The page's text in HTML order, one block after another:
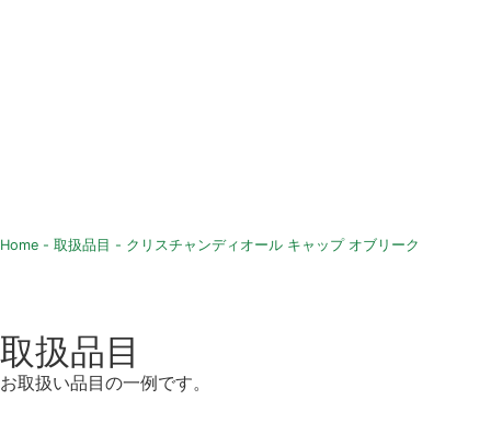
Home - 取扱品目 - クリスチャンディオール キャップ オブリーク
取扱品目
お取扱い品目の一例です。